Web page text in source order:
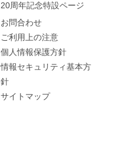
20周年記念特設ページ
お問合わせ
ご利用上の注意
個人情報保護方針
情報セキュリティ基本方
針
サイトマップ